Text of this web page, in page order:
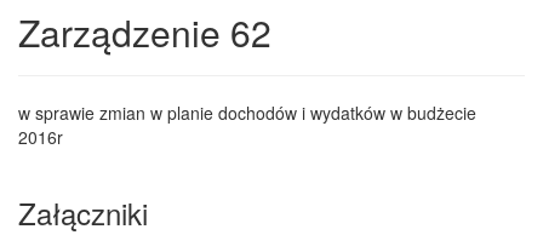
Zarządzenie 62
w sprawie zmian w planie dochodów i wydatków w budżecie
2016r
Załączniki